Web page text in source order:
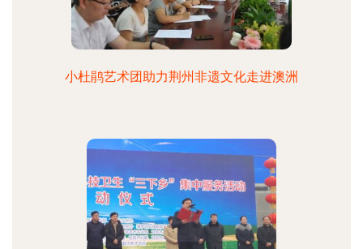
小杜鹃艺术团助力荆州非遗文化走进澳洲